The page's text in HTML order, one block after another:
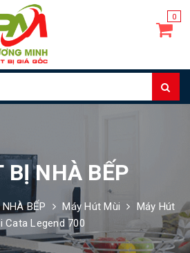
0
BỊ NHÀ BẾP
BẾP Máy Hút Mùi
Máy Hút
Cata Legend 700